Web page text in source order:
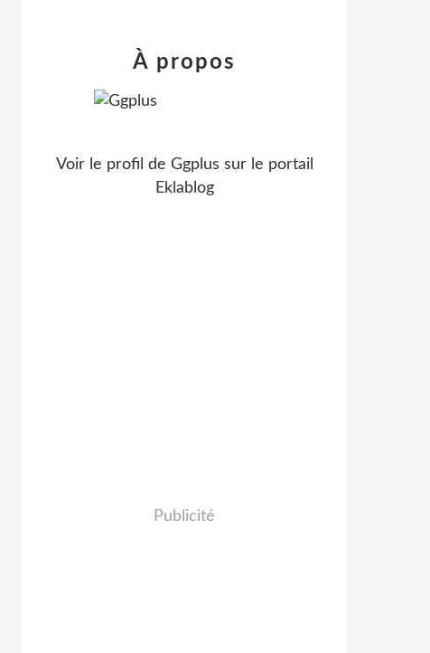
À propos
Voir le profil de Ggplus sur le portail
Eklablog
Publicité